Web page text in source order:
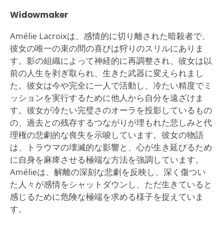
Widowmaker
Amélie Lacroixは、感情的に切り離された暗殺者で、
彼女の唯一の束の間の喜びは狩りのスリルにありま
す。影の組織によって神経的に再調整され、彼女は以
前の人生を剥ぎ取られ、生きた武器に変えられまし
た。彼女は今や完全に一人で活動し、冷たい精度でミ
ッションを実行するために他人から自分を遠ざけま
す。彼女が冷たい完璧さのオーラを投影しているもの
の、過去との残存するつながりが埋もれた悲しみと代
理権の悲劇的な喪失を示唆しています。彼女の物語
は、トラウマの壊滅的な影響と、心が生き延びるため
に自身を麻痺させる極端な方法を強調しています。
Amélieは、解離の深刻な悲劇を反映し、深く傷つい
た人々が感情をシャットダウンし、ただ生きていると
感じるために危険な極端を求める様子を捉えていま
す。